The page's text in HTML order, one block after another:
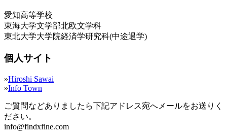
愛知高等学校
東海大学文学部北欧文学科
東北大学大学院経済学研究科(中途退学)
個人サイト
»Hiroshi Sawai
»Info Town
ご質問などありましたら下記アドレス宛へメールをお送りく
ださい。
info@findxfine.com